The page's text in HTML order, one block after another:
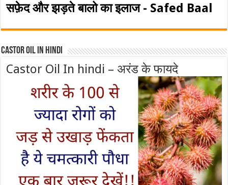
सफ़ेद और झड़ते बालो का इलाज - Safed Baal
Castor Oil In Hindi
Castor Oil In hindi – अरंड के फायदे